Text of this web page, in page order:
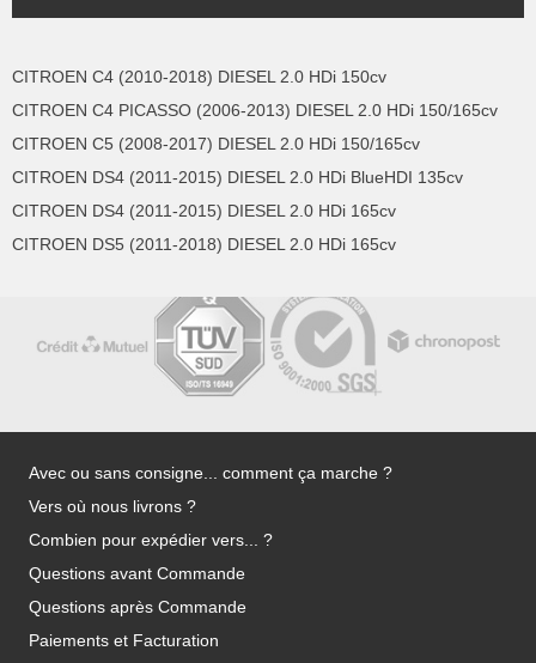
CITROEN C4 (2010-2018) DIESEL 2.0 HDi 150cv
CITROEN C4 PICASSO (2006-2013) DIESEL 2.0 HDi 150/165cv
CITROEN C5 (2008-2017) DIESEL 2.0 HDi 150/165cv
CITROEN DS4 (2011-2015) DIESEL 2.0 HDi BlueHDI 135cv
CITROEN DS4 (2011-2015) DIESEL 2.0 HDi 165cv
CITROEN DS5 (2011-2018) DIESEL 2.0 HDi 165cv
Avec ou sans consigne... comment ça marche ?
Vers où nous livrons ?
Combien pour expédier vers... ?
Questions avant Commande
Questions après Commande
Paiements et Facturation